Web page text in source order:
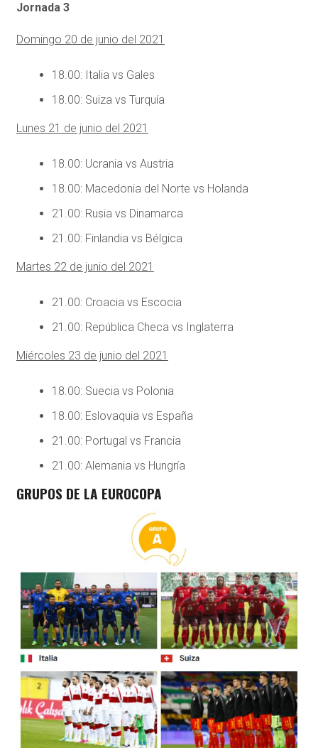
Jornada 3
Domingo 20 de junio del 2021
18.00: Italia vs Gales
18.00: Suiza vs Turquía
Lunes 21 de junio del 2021
18.00: Ucrania vs Austria
18.00: Macedonia del Norte vs Holanda
21.00: Rusia vs Dinamarca
21.00: Finlandia vs Bélgica
Martes 22 de junio del 2021
21.00: Croacia vs Escocia
21.00: República Checa vs Inglaterra
Miércoles 23 de junio del 2021
18.00: Suecia vs Polonia
18.00: Eslovaquia vs España
21.00: Portugal vs Francia
21.00: Alemania vs Hungría
GRUPOS DE LA EUROCOPA